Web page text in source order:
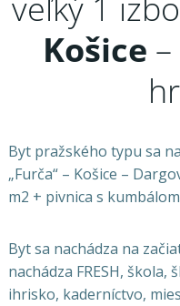
veľký 1
Košice
Byt pražského typu sa
„Furča“ – Košice –
m2 + pivnica s
Byt sa nachádza na
nachádza FRESH,
ihrisko, kaderníctvo,